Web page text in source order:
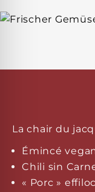
La chair du
Émincé
Chili sin
« Porc »